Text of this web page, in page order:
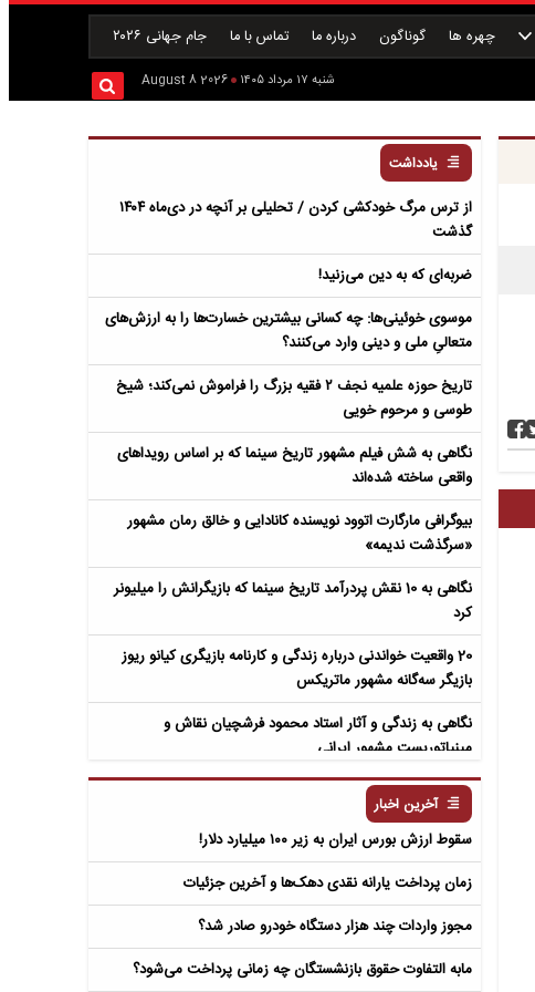
چهره ها گوناگون درباره ما تماس با ما جام جهانی ۲۰۲۶
شنبه ۱۷ مرداد ۱۴۰۵ 2026 August 8
یادداشت
از ترس مرگ خودکشی کردن / تحلیلی بر آنچه در دی‌ماه ۱۴۰۴
گذشت
ضربه‌ای که به دین می‌زنید!
موسوی خوئینی‌ها: چه کسانی بیشترین خسارت‌ها را به ارزش‌های
متعالیِ ملی و دینی وارد می‌کنند؟
تاریخ حوزه علمیه نجف ۲ فقیه بزرگ را فراموش نمی‌کند؛ شیخ
طوسی و مرحوم خویی
نگاهی به شش فیلم مشهور تاریخ سینما که بر اساس رویداهای
واقعی ساخته شده‌اند
بیوگرافی مارگارت اتوود نویسنده کانادایی و خالق رمان مشهور
«سرگذشت ندیمه»
نگاهی به 10 نقش پردرآمد تاریخ سینما که بازیگرانش را میلیونر
کرد
20 واقعیت خواندنی درباره زندگی و کارنامه بازیگری کیانو ریوز
بازیگر سه‌گانه مشهور ماتریکس
نگاهی به زندگی و آثار استاد محمود فرشچیان نقاش و
مینیاتوریست مشهور ایرانی
نگاهی به زندگی و آثار عباس معروفی نویسنده ایرانی و خالق رمان
سمفونی مردگان
آخرین اخبار
سقوط ارزش بورس ایران به زیر ۱۰۰ میلیارد دلار!
زمان پرداخت یارانه نقدی دهک‌ها و آخرین جزئیات
مجوز واردات چند هزار دستگاه خودرو صادر شد؟
مابه التفاوت حقوق بازنشستگان چه زمانی پرداخت می‌شود؟